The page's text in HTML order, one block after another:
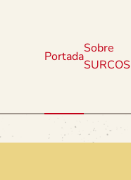
Portada
Sobre
SURCOS